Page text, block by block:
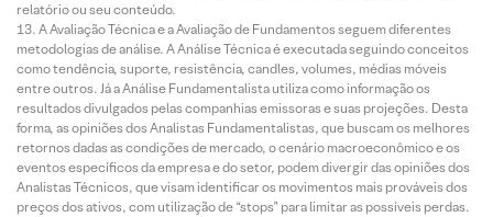
relatório ou seu conteúdo.
A Avaliação Técnica e a Avaliação de Fundamentos seguem diferentes
metodologias de análise. A Análise Técnica é executada seguindo conceitos
como tendência, suporte, resistência, candles, volumes, médias móveis
entre outros. Já a Análise Fundamentalista utiliza como informação os
resultados divulgados pelas companhias emissoras e suas projeções. Desta
forma, as opiniões dos Analistas Fundamentalistas, que buscam os melhores
retornos dadas as condições de mercado, o cenário macroeconômico e os
eventos específicos da empresa e do setor, podem divergir das opiniões dos
Analistas Técnicos, que visam identificar os movimentos mais prováveis dos
preços dos ativos, com utilização de “stops” para limitar as possíveis perdas.